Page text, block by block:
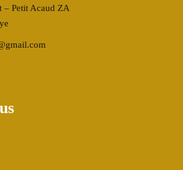
– Petit Acaud ZA